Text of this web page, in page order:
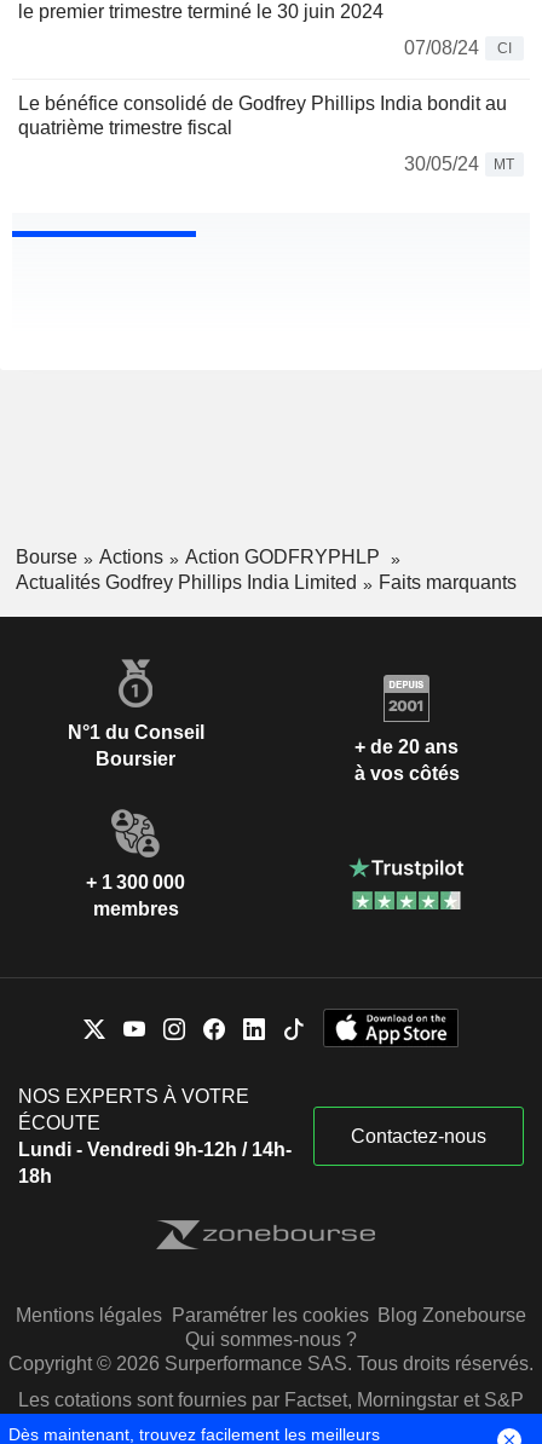
le premier trimestre terminé le 30 juin 2024
07/08/24
CI
Le bénéfice consolidé de Godfrey Phillips India bondit au
quatrième trimestre fiscal
30/05/24
MT
Bourse Actions
Action GODFRYPHLP
Actualités Godfrey Phillips India Limited
Faits marquants
N°1 du Conseil
Boursier
+ de 20 ans
à vos côtés
+ 1 300 000
membres
NOS EXPERTS À VOTRE
ÉCOUTE
Lundi - Vendredi 9h-12h / 14h-
18h
Contactez-nous
Mentions légales Paramétrer les cookies Blog Zonebourse
Qui sommes-nous ?
Copyright © 2026 Surperformance SAS. Tous droits réservés.
Les cotations sont fournies par Factset, Morningstar et S&P
Capital IQ
Dès maintenant, trouvez facilement les meilleurs